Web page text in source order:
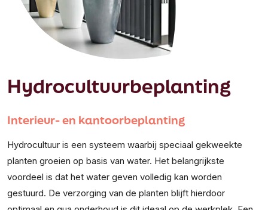
Hydrocultuurbeplanting
Interieur- en kantoorbeplanting
Hydrocultuur is een systeem waarbij speciaal gekweekte
planten groeien op basis van water. Het belangrijkste
voordeel is dat het water geven volledig kan worden
gestuurd. De verzorging van de planten blijft hierdoor